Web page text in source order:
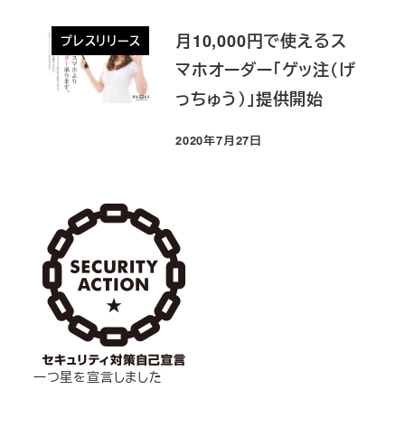
プレスリリース
月10,000円で使えるス
マホオーダー「ゲッ注（げ
っちゅう）」提供開始
投稿日
2020年7月27日
一つ星を宣言しました